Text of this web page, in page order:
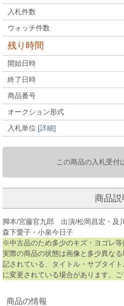
入札件数
ウォッチ件数
残り時間
開始日時
終了日時
商品番号
オークション形式
入札単位 [詳細]
この商品の入札受付
商品説
脚本/宮藤官九郎 出演/松岡昌宏・及
森下愛子・小泉今日子
※中古品のため多少のキズ・ヨゴレ
実際の商品の状態は画像と多少異な
記されている、タイトル・サブタイ
に変更されている場合があります。ご
商品の情報